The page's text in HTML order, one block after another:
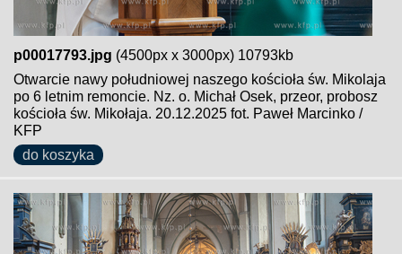
p00017793.jpg (4500px x 3000px) 10793kb
Otwarcie nawy południowej naszego kościoła św. Mikolaja
po 6 letnim remoncie. Nz. o. Michał Osek, przeor, probosz
kościoła św. Mikołaja. 20.12.2025 fot. Paweł Marcinko /
KFP
do koszyka